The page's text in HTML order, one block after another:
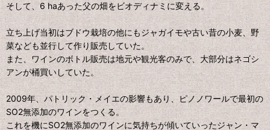
そして、6 haあった父の畑をビオディナミに変える。
立ち上げ当初はブドウ栽培の他にもジャガイモや古い昔の小麦、野
菜なども並行して作り販売していた。
また、ワインのボトル販売は地元や観光客のみで、大部分はネゴシ
アンが桶買いしていた。
2009年、パトリック・メイエの影響もあり、ピノノワールで最初の
SO2無添加のワインをつくる。
これを機にSO2無添加のワインに気持ちが傾いていったジャン・マ